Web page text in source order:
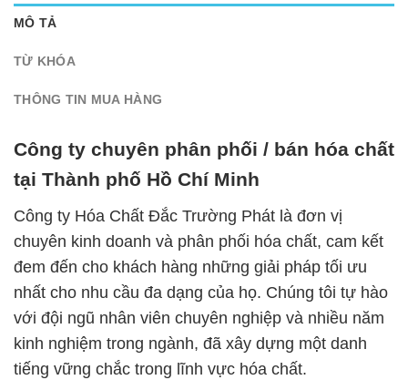
MÔ TẢ
TỪ KHÓA
THÔNG TIN MUA HÀNG
Công ty chuyên phân phối / bán hóa chất
tại Thành phố Hồ Chí Minh
Công ty Hóa Chất Đắc Trường Phát là đơn vị
chuyên kinh doanh và phân phối hóa chất, cam kết
đem đến cho khách hàng những giải pháp tối ưu
nhất cho nhu cầu đa dạng của họ. Chúng tôi tự hào
với đội ngũ nhân viên chuyên nghiệp và nhiều năm
kinh nghiệm trong ngành, đã xây dựng một danh
tiếng vững chắc trong lĩnh vực hóa chất.